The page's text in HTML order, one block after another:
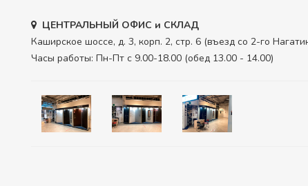
ЦЕНТРАЛЬНЫЙ ОФИС и СКЛАД
Каширское шоссе, д. 3, корп. 2, стр. 6 (въезд со 2-го
Часы работы: Пн-Пт с 9.00-18.00 (обед 13.00 - 14.00)